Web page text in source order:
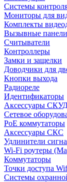
Системы
Мониторы для
Комплекты
Вызывные
Считыватели
Контроллеры
Замки и защелки
Доводчики для
Кнопки выхода
Радиореле
Идентификаторы
Аксессуары
Сетевое
PoE коммутаторы
Аксессуары СКС
Удлинители
Wi-Fi роутеры
Коммутаторы
Точки доступа
Системы